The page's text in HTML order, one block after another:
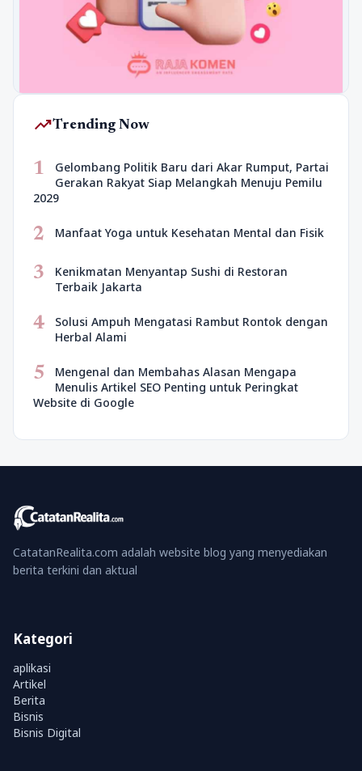
trending_upTrending Now
1
Gelombang Politik Baru dari Akar Rumput, Partai
Gerakan Rakyat Siap Melangkah Menuju Pemilu
2029
2 Manfaat Yoga untuk Kesehatan Mental dan Fisik
3
Kenikmatan Menyantap Sushi di Restoran
Terbaik Jakarta
4
Solusi Ampuh Mengatasi Rambut Rontok dengan
Herbal Alami
5
Mengenal dan Membahas Alasan Mengapa
Menulis Artikel SEO Penting untuk Peringkat
Website di Google
CatatanRealita.com adalah website blog yang menyediakan
berita terkini dan aktual
Kategori
aplikasi
Artikel
Berita
Bisnis
Bisnis Digital